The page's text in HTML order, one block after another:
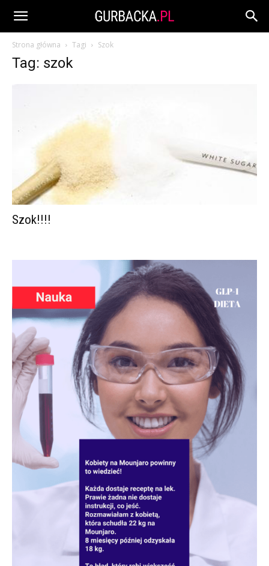
Strona główna Tagi Szok
Tag: szok
Szok!!!!